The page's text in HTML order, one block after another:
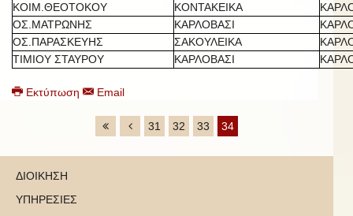
ΚΟΙΜ.ΘΕΟΤΟΚΟΥ
ΚΟΝΤΑΚΕΙΚΑ
ΟΣ.ΜΑΤΡΩΝΗΣ
ΚΑΡΛΟΒΑΣΙ
ΟΣ.ΠΑΡΑΣΚΕΥΗΣ
ΣΑΚΟΥΛΕΙΚΑ
ΤΙΜΙΟΥ ΣΤΑΥΡΟΥ
ΚΑΡΛΟΒΑΣΙ
Εκτύπωση Email
31 32 33 34
ΔΙΟΙΚΗΣΗ
ΥΠΗΡΕΣΙΕΣ